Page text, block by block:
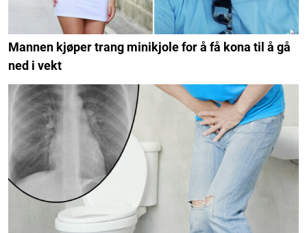
Mannen kjøper trang minikjole for å få kona til å gå
ned i vekt